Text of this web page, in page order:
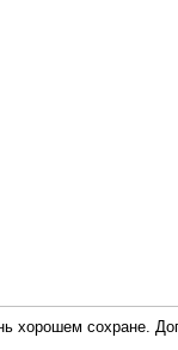
хорошем сохране.